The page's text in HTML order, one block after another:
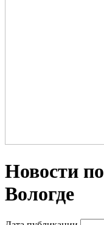
Новости
Вологде